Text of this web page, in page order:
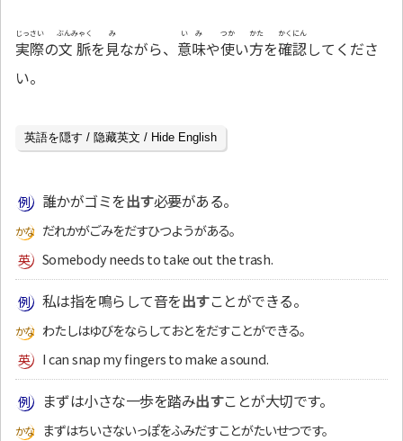
実際
じっさい
の文脈
ぶんみゃく
を見
み
ながら、 意味
いみ
や使
つか
い方
かた
を確認
かくにん
してくださ
い。
英語を隠す / 隐藏英文 / Hide English
誰かがゴミを出す必要がある。
だれかがごみをだすひつようがある。
Somebody needs to take out the trash.
私は指を鳴らして音を出すことができる。
わたしはゆびをならしておとをだすことができる。
I can snap my fingers to make a sound.
まずは小さな一歩を踏み出すことが大切です。
まずはちいさないっぽをふみだすことがたいせつです。